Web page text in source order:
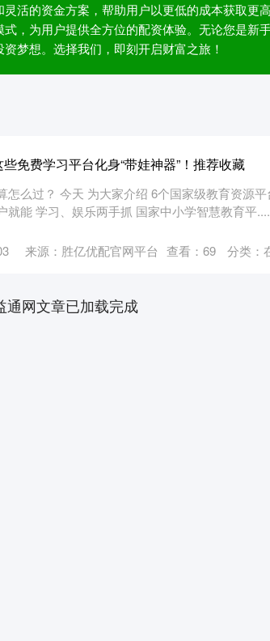
活的资金方案，帮助用户以更低的成本获取更
，为用户提供全方位的配资体验。无论您是新
梦想。选择我们，即刻开启财富之旅！
免费学习平台化身“带娃神器”！推荐收藏
怎么过？ 今天 为大家介绍 6个国家级教育资源
就能 学习、娱乐两手抓 国家中小学智慧教育平....
来源：胜亿优配官网平台 查看： 69 分类：
通网文章已加载完成